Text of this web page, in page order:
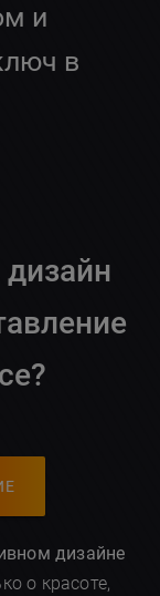
и
в
дизайне
о красоте,